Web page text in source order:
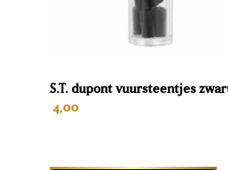
S.T. dupont vuursteentjes
4,00